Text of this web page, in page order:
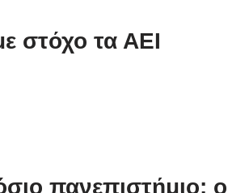
στόχο τα ΑΕΙ
πανεπιστήμιο: ο